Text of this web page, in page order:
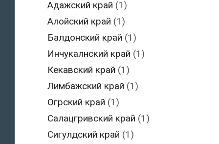
Адажский край (1)
Алойский край (1)
Балдонский край (1)
Инчукалнский край (1)
Кекавский край (1)
Лимбажский край (1)
Огрский край (1)
Салацгривский край (1)
Сигулдский край (1)